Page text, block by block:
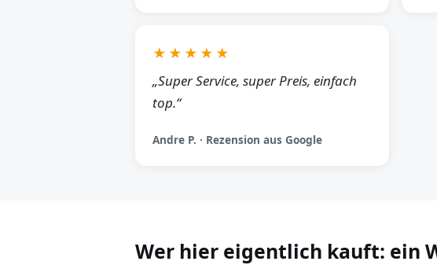
★★★★★
„Super Service, super Preis, einfach
top.“
Andre P. · Rezension aus Google
Wer hier eigentlich kauft: ein